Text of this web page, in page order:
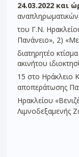
24.03.2022 και
του Γ.Ν.
Πανάνειο», 2)
διατηρητέο
ακινήτου
15 στο Ηράκλειο
αποπεράτωσης
Ηρακλείου
Λιμνοδεξαμενής